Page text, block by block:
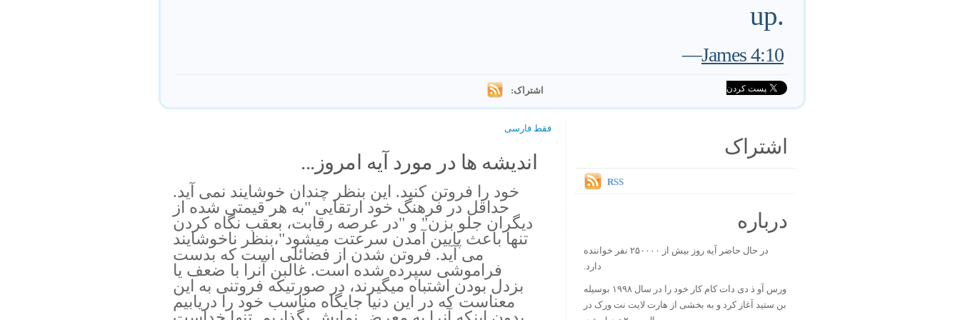
up.
—James 4:10
اشتراک:
فقط فارسی
اندیشه ها در مورد آیه امروز...
خود را فروتن كنيد. اين بنظر چندان خوشايند نمى آيد.
حداقل در فرهنگ خود ارتقايى "به هر قيمتى شده از
ديگران جلو بزن" و "در عرصه رقابت، بعقب نگاه كردن
تنها باعث پايين آمدن سرعتت ميشود"،بنظر ناخوشايند
مى آيد. فروتن شدن از فضائلى است كه بدست
فراموشى سپرده شده است. غالبن آنرا با ضعف يا
بزدل بودن اشتباه ميگيرند، در صورتيكه فروتنى به اين
معناست كه در اين دنيا جايگاه مناسب خود را دريابيم
اشتراک
RSS
درباره
در حال حاضر آیه روز بیش از ۲۵۰۰۰۰ نفر خواننده
دارد.
ورس آو ذ دی دات کام کار خود را در سال ۱۹۹۸ بوسیله
بن ستید آغاز کرد و به بخشی از هارت لایت نت ورک در